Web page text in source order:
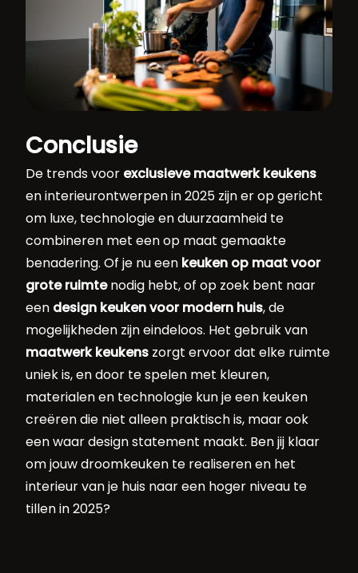
Conclusie
De trends voor exclusieve maatwerk keukens
en interieurontwerpen in 2025 zijn er op gericht
om luxe, technologie en duurzaamheid te
combineren met een op maat gemaakte
benadering. Of je nu een keuken op maat voor
grote ruimtenodig hebt, of op zoek bent naar
een design keuken voor modern huis, de
mogelijkheden zijn eindeloos. Het gebruik van
maatwerk keukens zorgt ervoor dat elke ruimte
uniek is, en door te spelen met kleuren,
materialen en technologie kun je een keuken
creëren die niet alleen praktisch is, maar ook
een waar design statement maakt. Ben jij klaar
om jouw droomkeuken te realiseren en het
interieur van je huis naar een hoger niveau te
tillen in 2025?